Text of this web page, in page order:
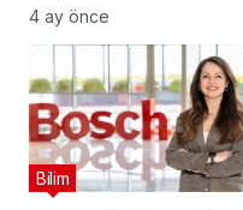
Oyun Geliştiricileri İçin
5 Milyon Dolarlık
Küresel Oyun
Yarışmasını Başlattı
4 ay önce
Bilim